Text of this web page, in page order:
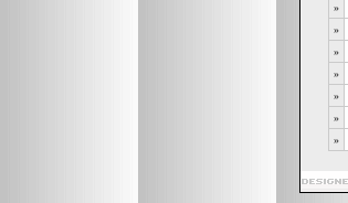
»
»
»
»
»
»
»